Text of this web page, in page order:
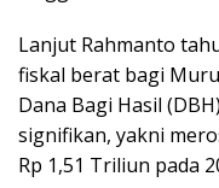
Lanjut Rahmanto
fiskal berat bagi
Dana Bagi Hasil
signifikan, yakni
Rp 1,51 Triliun pada